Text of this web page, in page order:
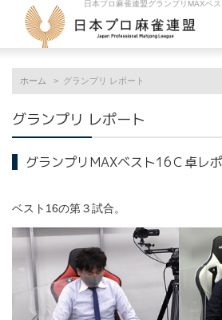
日本プロ麻雀連盟グランプリMAXベ
ホーム グランプリ レポート
グランプリ レポート
グランプリMAXベスト16Ｃ卓レ
ベスト16の第３試合。